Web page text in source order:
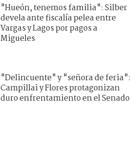
"Hueón, tenemos familia": Silber
devela ante fiscalía pelea entre
Vargas y Lagos por pagos a
Migueles
"Delincuente" y "señora de feria":
Campillai y Flores protagonizan
duro enfrentamiento en el Senado